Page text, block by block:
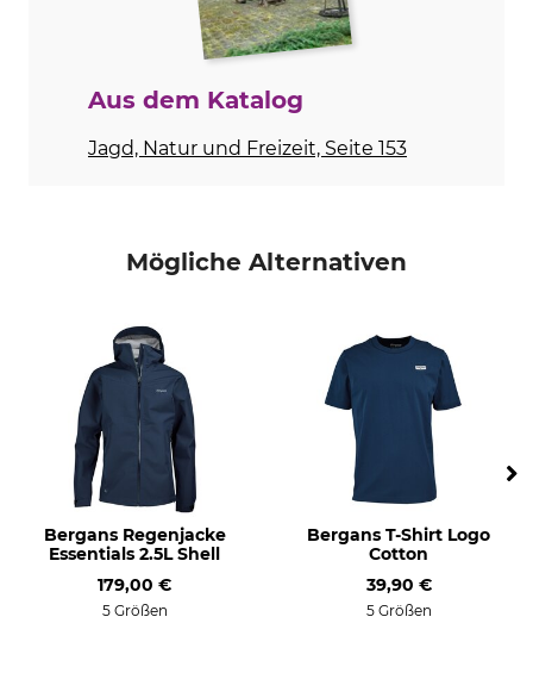
Passform
comfort
Kragenweite (EU)
Aus dem Katalog
Jagd, Natur und Freizeit, Seite 153
Mögliche Alternativen
Bergans Regenjacke
Essentials 2.5L Shell
179,00 €
5 Größen
Bergans T-Shirt Logo
Cotton
39,90 €
5 Größen